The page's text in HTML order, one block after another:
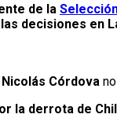
de la
decisiones en
Nicolás Córdova
la derrota de